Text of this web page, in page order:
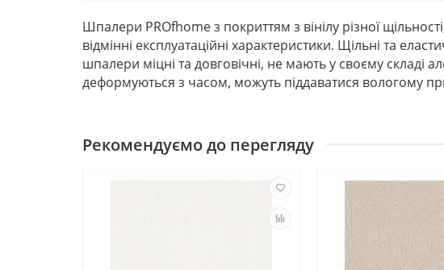
Шпалери PROfhomeз покриттям з вінілу різної
відмінні експлуатаційні характеристики. Щільні та
шпалери міцні та довговічні, не мають у своєму складі
деформуються з часом, можуть піддаватися вологому
Рекомендуємо до перегляду